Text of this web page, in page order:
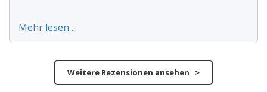
Mehr lesen ...
Weitere Rezensionen ansehen >